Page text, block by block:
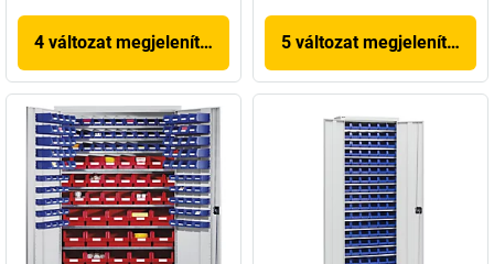
4 változat megjelenítése 5 változat megjelenítése